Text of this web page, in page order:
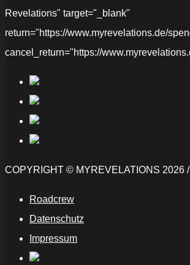
Revelations" target="_blank"
return="https://www.myrevelations.de/
cancel_return="https://
COPYRIGHT © MYREVELATIONS 2026 /
Roadcrew
Datenschutz
Impressum